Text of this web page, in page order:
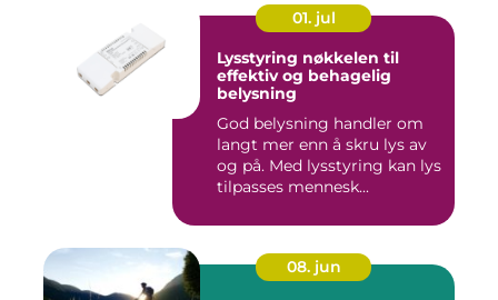
01. jul
Lysstyring nøkkelen til
effektiv og behagelig
belysning
God belysning handler om
langt mer enn å skru lys av
og på. Med lysstyring kan lys
tilpasses mennesk...
08. jun